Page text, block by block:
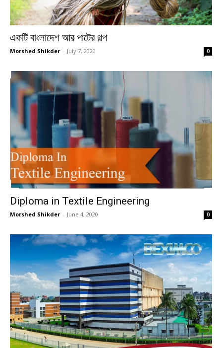
একটি বাংলাদেশ আর পাটের গল্প
Morshed Shikder - July 7, 2020 0
Diploma in Textile Engineering
Morshed Shikder - June 4, 2020 0